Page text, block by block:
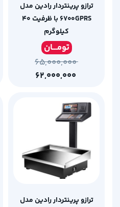
ترازو پرینتردار رادین مدل
۶۷۰۰GPRS با ظرفیت ۴۰
کیلوگرم
تومـــان
۶۵,۰۰۰,۰۰۰
ترازو پرینتردار رادین مدل